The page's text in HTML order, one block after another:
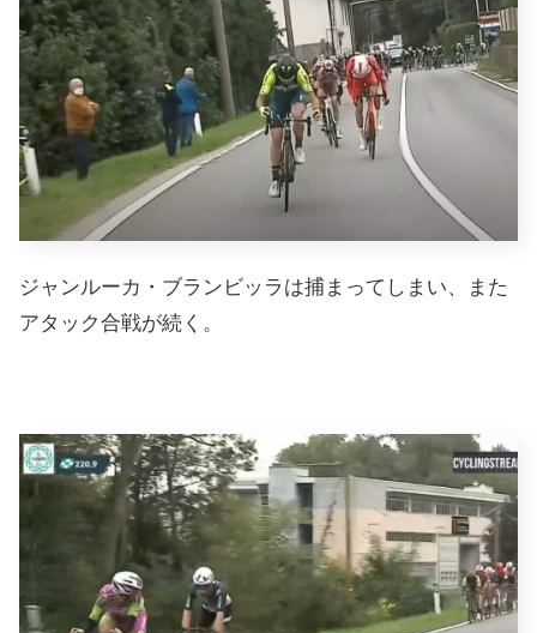
ジャンルーカ・ブランビッラは捕まってしまい、また
アタック合戦が続く。